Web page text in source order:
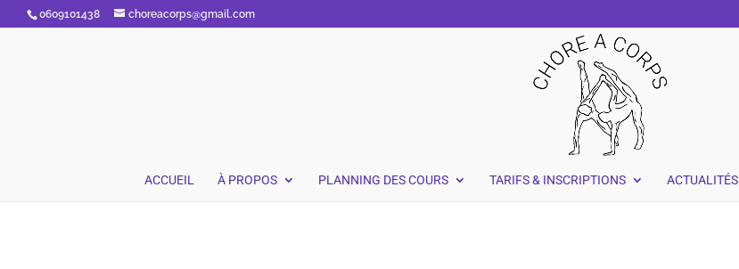
0609101438 choreacorps@gmail.com
ACCUEIL À PROPOS PLANNING DES COURS TARIFS & INSCRIPTIONS ACTUALITÉS